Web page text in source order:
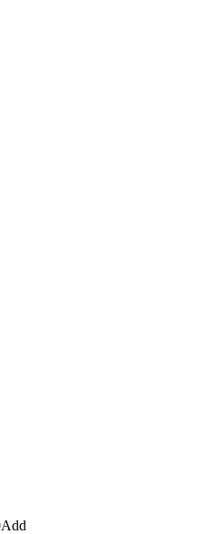
Add